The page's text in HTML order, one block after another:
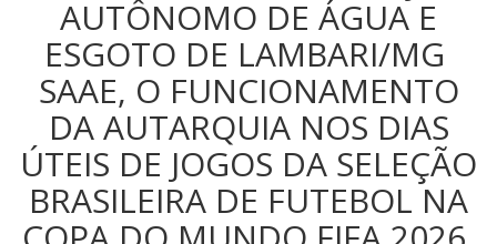
AUTÔNOMO DE ÁGUA E
ESGOTO DE LAMBARI/MG 
SAAE, O FUNCIONAMENTO
DA AUTARQUIA NOS DIAS
ÚTEIS DE JOGOS DA SELEÇÃO
BRASILEIRA DE FUTEBOL NA